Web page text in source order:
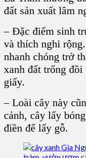
đất sản xuất lâm
– Đặc điểm sinh
và thích nghi
nhanh chóng trở
xanh đất trống
giấy.
– Loài cây này
cảnh, cây lấy
điền để lấy gỗ.